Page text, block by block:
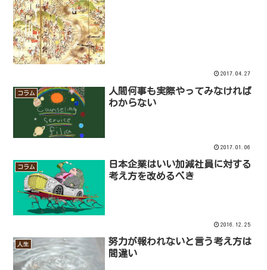
2017.04.27
コラム
人間何事も実際やってみなければ
わからない
2017.01.06
コラム
日本企業はいい加減社員に対する
考え方を改めるべき
2016.12.25
人生
努力が報われないと言う考え方は
間違い